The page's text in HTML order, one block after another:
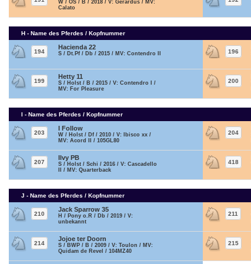
W / OS / B / 2018 / V: Gerardus / MV:
Calato
H - Name des Pferdes / Kopfnummer
194
Hacienda 22
S / Dt.Pf / Db / 2015 / MV: Contendro II 196
199
Hetty 11
S / Holst / B / 2015 / V: Contendro I /
MV: For Pleasure
200
I - Name des Pferdes / Kopfnummer
203
I Follow
W / Holst / Df / 2010 / V: Ibisco xx /
MV: Acord II / 105GL80
204
207
Ilvy PB
S / Holst / Schi / 2016 / V: Cascadello
II / MV: Quarterback
418
J - Name des Pferdes / Kopfnummer
210
Jack Sparrow 35
H / Pony o.R / Db / 2019 / V:
unbekannt
211
214
Jojoe ter Doorn
S / BWP / B / 2009 / V: Toulon / MV:
Quidam de Revel / 104MZ40
215